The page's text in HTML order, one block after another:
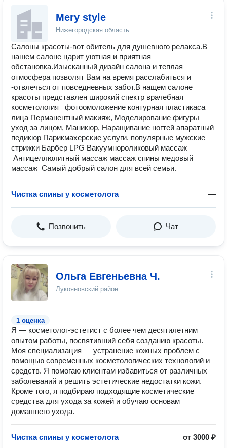
Mery style
Нижегородская область
Салоны красоты-вот обитель для душевного релакса.В
нашем салоне царит уютная и приятная
обстановка.Изысканный дизайн салона и теплая
отмосфера позволят Вам на время расслабиться и
-отвлечься от повседневных забот.В нащем салоне
красоты представлен широкий спектр врачебная
косметология фотоомоложение контурная пластикаса
лица Перманентный макияж, Моделирование фигуры
уход за лицом, Маникюр, Наращивание ногтей апаратный
педикюр Парикмахерские услуги. популярные мужские
стрижки Барбер LPG Baкуумнороликовый массаж
Антицеллюлитный массаж массаж спины медовый
массаж Самый добрый салон для всей семьи.
Чистка спины у косметолога —
Позвонить Чат
Ольга Евгеньевна Ч.
Лукояновский район
1 оценка
Я — косметолог-эстетист с более чем десятилетним
опытом работы, посвятивший себя созданию красоты.
Моя специализация — устранение кожных проблем с
помощью современных косметологических технологий и
средств. Я помогаю клиентам избавиться от различных
заболеваний и решить эстетические недостатки кожи.
Кроме того, я подбираю подходящие косметические
средства для ухода за кожей и обучаю основам
домашнего ухода.
Чистка спины у косметолога от 3000 ₽